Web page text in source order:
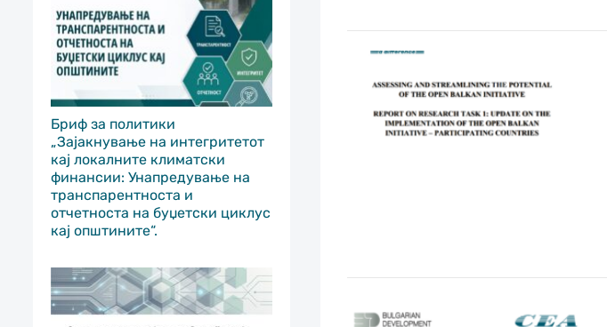
Бриф за политики
„Зајакнување на интегритетот
кај локалните климатски
финансии: Унапредување на
транспарентноста и
отчетноста на буџетски циклус
кај општините“.